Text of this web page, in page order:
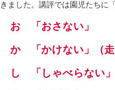
きました。講評では園児たちに
お 「おさない」
か 「かけない」（走
し 「しゃべらない」